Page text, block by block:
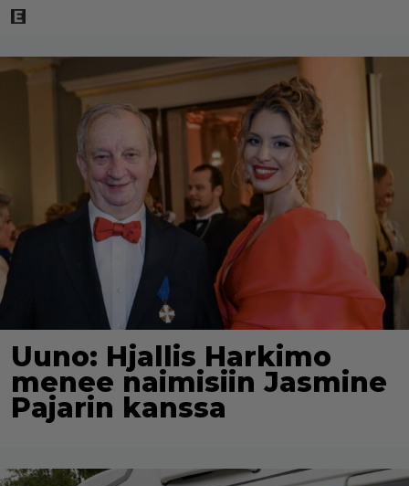
Uuno: Hjallis Harkimo
menee naimisiin Jasmine
Pajarin kanssa